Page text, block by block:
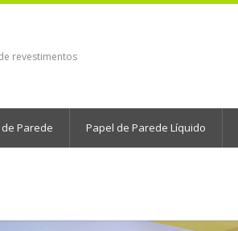
revestimentos
Parede Papel de Parede Líquido